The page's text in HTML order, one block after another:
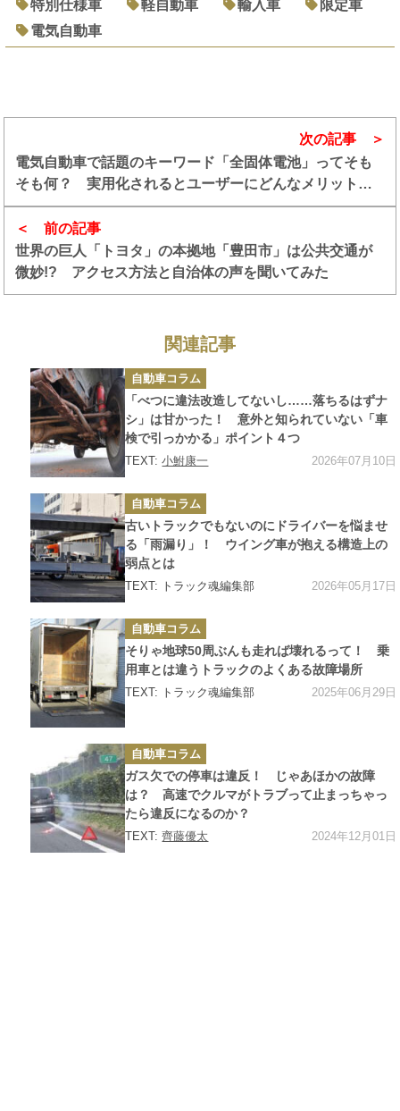
特別仕様車
軽自動車 輸入車
限定車
電気自動車
前の記事
世界の巨人「トヨタ」の本拠地「豊田市」は公共交通が
微妙!? アクセス方法と自治体の声を聞いてみた
次の記事
電気自動車で話題のキーワード「全固体電池」ってそも
そも何？ 実用化されるとユーザーにどんなメリットが
あるのか
関連記事
カ
テ
ゴ
リ
ー
自動車コラム
「べつに違法改造してないし……落ちるはずナ
シ」は甘かった！ 意外と知られていない「車
検で引っかかる」ポイント４つ
TEXT:小鮒康一 2026年07月10日
カ
テ
ゴ
リ
ー
自動車コラム
古いトラックでもないのにドライバーを悩ませ
る「雨漏り」！ ウイング車が抱える構造上の
弱点とは
TEXT: トラック魂編集部 2026年05月17日
カ
テ
ゴ
リ
ー
自動車コラム
そりゃ地球50周ぶんも走れば壊れるって！ 乗
用車とは違うトラックのよくある故障場所
TEXT: トラック魂編集部 2025年06月29日
カ
テ
ゴ
リ
ー
自動車コラム
ガス欠での停車は違反！ じゃあほかの故障
は？ 高速でクルマがトラブって止まっちゃっ
たら違反になるのか？
TEXT:齊藤優太 2024年12月01日